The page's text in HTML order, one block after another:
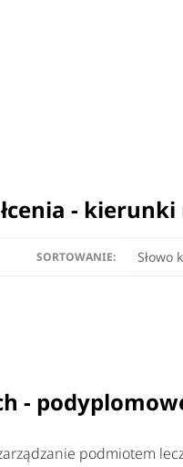
-
SORTOWANIE:
-
podmiotem